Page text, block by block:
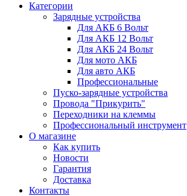
Категории
Зарядные устройства
Для АКБ 6 Вольт
Для АКБ 12 Вольт
Для АКБ 24 Вольт
Для мото АКБ
Для авто АКБ
Профессиональные
Пуско-зарядные устройства
Провода "Прикурить"
Переходники на клеммы
Профессиональный инструмент
О магазине
Как купить
Новости
Гарантия
Доставка
Контакты